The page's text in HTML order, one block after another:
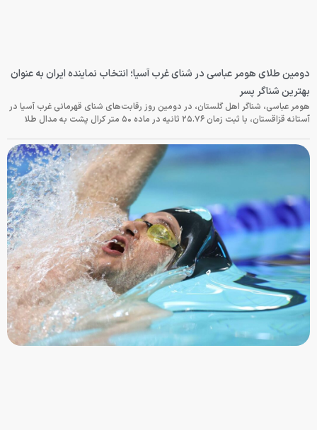
دومین طلای هومر عباسی در شنای غرب آسیا؛ انتخاب نماینده ایران به عنوان
بهترین شناگر پسر
هومر عباسی، شناگر اهل گلستان، در دومین روز رقابت‌های شنای قهرمانی غرب آسیا در
آستانه قزاقستان، با ثبت زمان ۲۵.۷۶ ثانیه در ماده ۵۰ متر کرال پشت به مدال طلا